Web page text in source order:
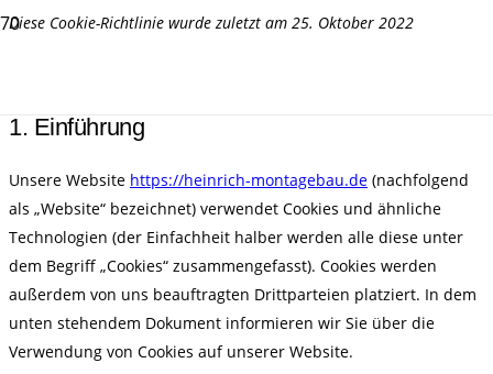
Diese Cookie-Richtlinie wurde zuletzt am 25. Oktober 2022
1. Einführung
Unsere Website https://heinrich-montagebau.de (nachfolgend
als „Website“ bezeichnet) verwendet Cookies und ähnliche
Technologien (der Einfachheit halber werden alle diese unter
dem Begriff „Cookies“ zusammengefasst). Cookies werden
außerdem von uns beauftragten Drittparteien platziert. In dem
unten stehendem Dokument informieren wir Sie über die
Verwendung von Cookies auf unserer Website.